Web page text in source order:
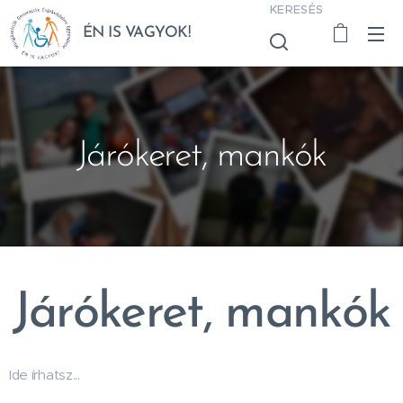
ÉN IS VAGYOK!
KERESÉS
Járókeret, mankók
Járókeret, mankók
Ide írhatsz...